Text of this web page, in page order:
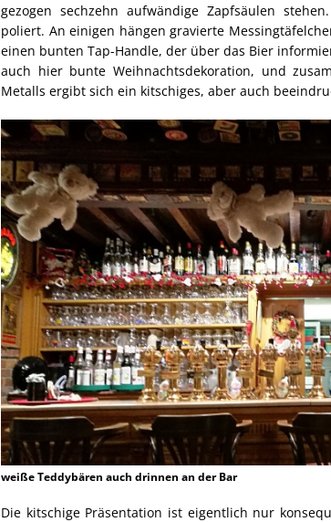
gezogen sechzehn aufwändige Zapfsäulen
poliert. An einigen hängen gravierte
einen bunten Tap-Handle, der über das Bier
auch hier bunte Weihnachtsdekoration, und
Metalls ergibt sich ein kitschiges, aber auch
weiße Teddybären auch drinnen an der Bar
Die kitschige Präsentation ist eigentlich nur